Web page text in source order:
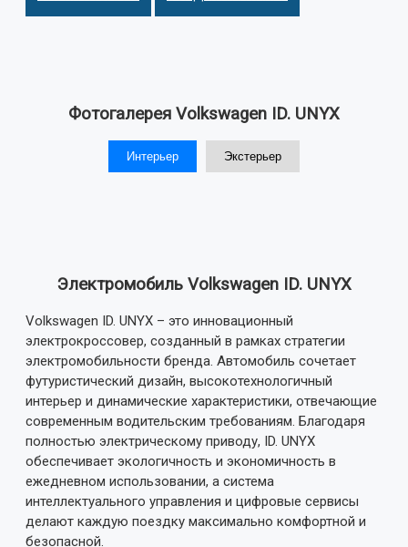
Фотогалерея Volkswagen ID. UNYX
Интерьер Экстерьер
Электромобиль Volkswagen ID. UNYX
Volkswagen ID. UNYX – это инновационный
электрокроссовер, созданный в рамках стратегии
электромобильности бренда. Автомобиль сочетает
футуристический дизайн, высокотехнологичный
интерьер и динамические характеристики, отвечающие
современным водительским требованиям. Благодаря
полностью электрическому приводу, ID. UNYX
обеспечивает экологичность и экономичность в
ежедневном использовании, а система
интеллектуального управления и цифровые сервисы
делают каждую поездку максимально комфортной и
безопасной.